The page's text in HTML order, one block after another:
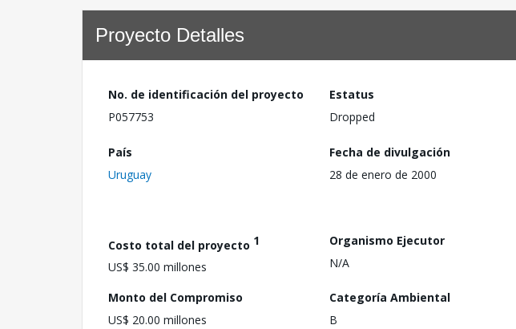
Proyecto Detalles
No. de identificación del proyecto
P057753
Estatus
Dropped
País
Uruguay
Fecha de divulgación
28 de enero de 2000
Costo total del proyecto 1
US$ 35.00 millones
Organismo Ejecutor
N/A
Monto del Compromiso
US$ 20.00 millones
Categoría Ambiental
B